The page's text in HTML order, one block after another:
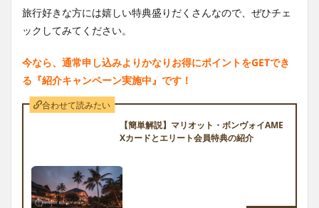
旅行好きな方には嬉しい特典盛りだくさんなので、ぜひチェ
ックしてみてください。
今なら、通常申し込みよりかなりお得にポイントをGETでき
る『紹介キャンペーン実施中』です！
合わせて読みたい
【簡単解説】マリオット・ボンヴォイAME
Xカードとエリート会員特典の紹介